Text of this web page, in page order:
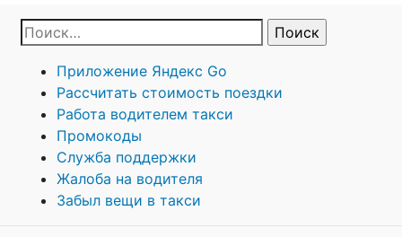
Приложение Яндекс Go
Рассчитать стоимость поездки
Работа водителем такси
Промокоды
Служба поддержки
Жалоба на водителя
Забыл вещи в такси